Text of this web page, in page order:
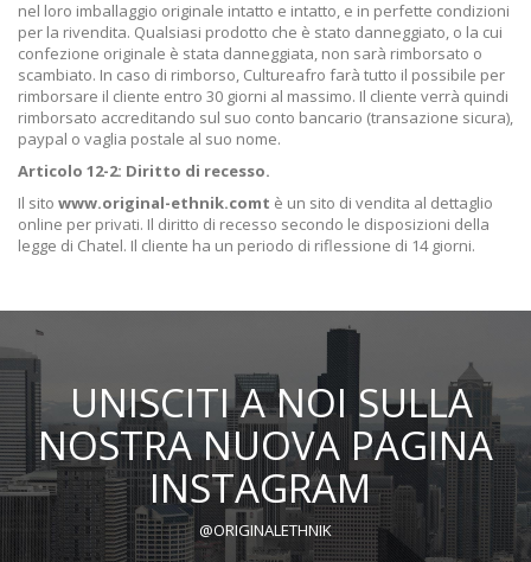
nel loro imballaggio originale intatto e intatto, e in perfette condizioni
per la rivendita. Qualsiasi prodotto che è stato danneggiato, o la cui
confezione originale è stata danneggiata, non sarà rimborsato o
scambiato. In caso di rimborso, Cultureafro farà tutto il possibile per
rimborsare il cliente entro 30 giorni al massimo. Il cliente verrà quindi
rimborsato accreditando sul suo conto bancario (transazione sicura),
paypal o vaglia postale al suo nome.
Articolo 12-2: Diritto di recesso.
Il sito www.original-ethnik.comt è un sito di vendita al dettaglio
online per privati. Il diritto di recesso secondo le disposizioni della
legge di Chatel. Il cliente ha un periodo di riflessione di 14 giorni.
UNISCITI A NOI SULLA
NOSTRA NUOVA PAGINA
INSTAGRAM
@ORIGINALETHNIK